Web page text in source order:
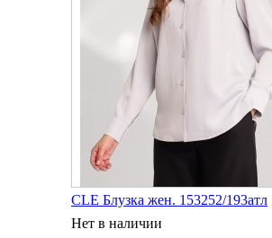
CLE Блузка жен. 153252/193атл
Нет в наличии